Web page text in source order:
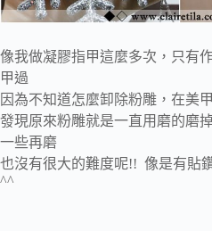
像我做凝膠指甲這麼多次，只有
甲過
因為不知道怎麼卸除粉雕，在美
發現原來粉雕就是一直用磨的磨
一些再磨
也沒有很大的難度呢!! 像是有貼
^^